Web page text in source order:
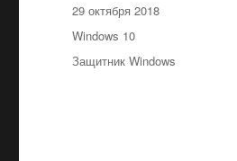
Опубликовано
29 октября 2018
Рубрики
Windows 10
Метки
Защитник Windows